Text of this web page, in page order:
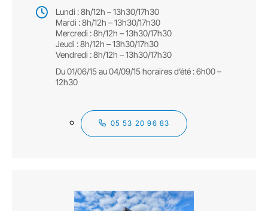
Lundi : 8h/12h – 13h30/17h30
Mardi : 8h/12h – 13h30/17h30
Mercredi : 8h/12h – 13h30/17h30
Jeudi : 8h/12h – 13h30/17h30
Vendredi : 8h/12h – 13h30/17h30
Du 01/06/15 au 04/09/15 horaires d’été : 6h00 –
12h30
05 53 20 96 83